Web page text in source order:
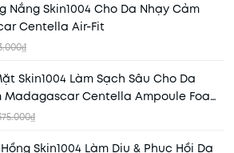
Nắng Skin1004 Cho Da Nhạy Cảm
Centella Air-Fit
Skin1004 Làm Sạch Sâu Cho Da
Madagascar Centella Ampoule Foam
Skin1004 Làm Dịu & Phục Hồi Da